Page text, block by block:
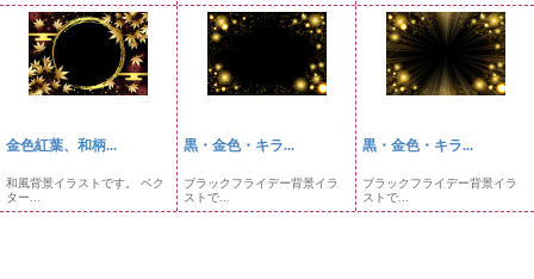
金色紅葉、和柄...
和風背景イラストです。 ベク
ター...
黒・金色・キラ...
ブラックフライデー背景イラ
ストで...
黒・金色・キラ...
ブラックフライデー背景イラ
ストで...